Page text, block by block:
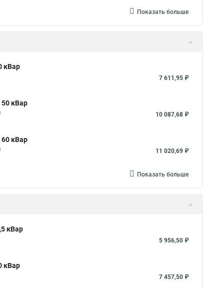
Показать больше
кВар
7 611,95 ₽
кВар
10 087,68 ₽
кВар
11 020,69 ₽
Показать больше
кВар
5 956,50 ₽
кВар
7 457,50 ₽